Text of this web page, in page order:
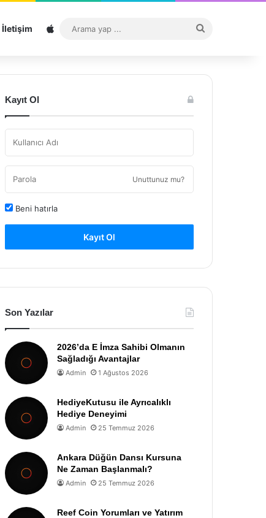
İletişim Sitemap
...
Kayıt Ol
Unuttunuz mu?
Beni hatırla
Kayıt Ol
Son Yazılar
2026’da E İmza Sahibi Olmanın
Sağladığı Avantajlar
Admin 1 Ağustos 2026
HediyeKutusu ile Ayrıcalıklı
Hediye Deneyimi
Admin 25 Temmuz 2026
Ankara Düğün Dansı Kursuna
Ne Zaman Başlanmalı?
Admin 25 Temmuz 2026
Reef Coin Yorumları ve Yatırım